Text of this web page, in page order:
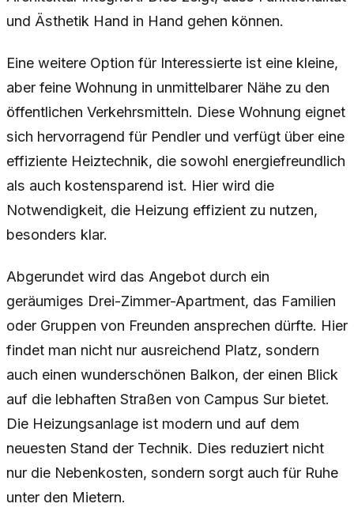
und Ästhetik Hand in Hand gehen können.
Eine weitere Option für Interessierte ist eine kleine,
aber feine Wohnung in unmittelbarer Nähe zu den
öffentlichen Verkehrsmitteln. Diese Wohnung eignet
sich hervorragend für Pendler und verfügt über eine
effiziente Heiztechnik, die sowohl energiefreundlich
als auch kostensparend ist. Hier wird die
Notwendigkeit, die Heizung effizient zu nutzen,
besonders klar.
Abgerundet wird das Angebot durch ein
geräumiges Drei-Zimmer-Apartment, das Familien
oder Gruppen von Freunden ansprechen dürfte. Hier
findet man nicht nur ausreichend Platz, sondern
auch einen wunderschönen Balkon, der einen Blick
auf die lebhaften Straßen von Campus Sur bietet.
Die Heizungsanlage ist modern und auf dem
neuesten Stand der Technik. Dies reduziert nicht
nur die Nebenkosten, sondern sorgt auch für Ruhe
unter den Mietern.